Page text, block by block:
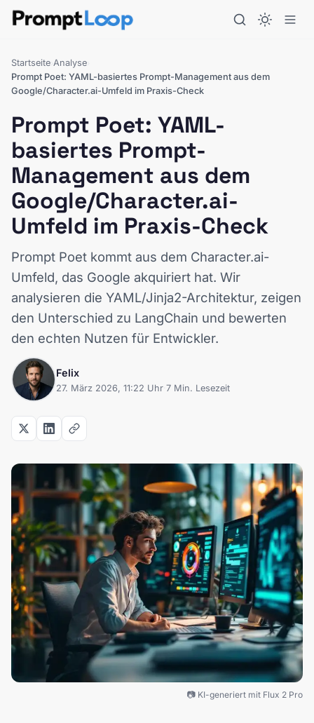
Startseite Analyse
Prompt Poet: YAML-basiertes Prompt-Management aus dem
Google/Character.ai-Umfeld im Praxis-Check
Prompt Poet: YAML-
basiertes Prompt-
Management aus dem
Google/Character.ai-
Umfeld im Praxis-Check
Prompt Poet kommt aus dem Character.ai-
Umfeld, das Google akquiriert hat. Wir
analysieren die YAML/Jinja2-Architektur, zeigen
den Unterschied zu LangChain und bewerten
den echten Nutzen für Entwickler.
Felix
27. März 2026, 11:22 Uhr 7 Min. Lesezeit
📷 KI-generiert mit Flux 2 Pro